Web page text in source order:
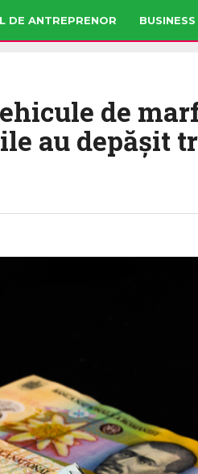
DE ANTREPRENOR BUSINESS
de
au depășit